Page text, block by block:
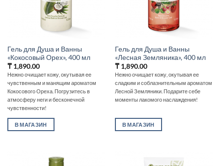
Гель для Душа и Ванны
«Кокосовый Орех», 400 мл
₸1,890.00
Нежно очищает кожу, окутывая ее
чувственным и манящим ароматом
Кокосового Ореха. Погрузитесь в
атмосферу неги и бесконечной
чувственности!
В МАГАЗИН
Гель для Душа и Ванны
«Лесная Земляника», 400 мл
₸1,890.00
Нежно очищает кожу, окутывая ее
сладким и соблазнительным ароматом
Лесной Земляники. Подарите себе
моменты лакомого наслаждения!
В МАГАЗИН